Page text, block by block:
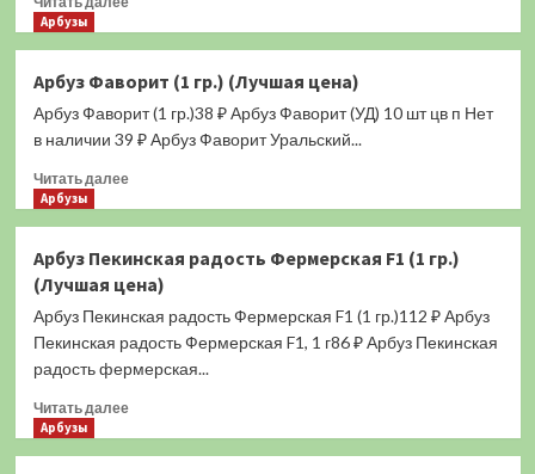
Гигант
Сахарный
(1
(Лучшая
Арбузы
Арбуз Фаворит (1 гр.) (Лучшая цена)
Арбуз Фаворит (1 гр.)38 ₽ Арбуз Фаворит (УД) 10 шт цв п Нет
в наличии 39 ₽ Арбуз Фаворит Уральский...
Читать далееПрочитать
Фаворит
(1
гр.)
цена)
Арбузы
Арбуз Пекинская радость Фермерская F1 (1 гр.)
(Лучшая цена)
Арбуз Пекинская радость Фермерская F1 (1 гр.)112 ₽ Арбуз
Пекинская радость Фермерская F1, 1 г86 ₽ Арбуз Пекинская
радость фермерская...
Читать далееПрочитать
Арбузы